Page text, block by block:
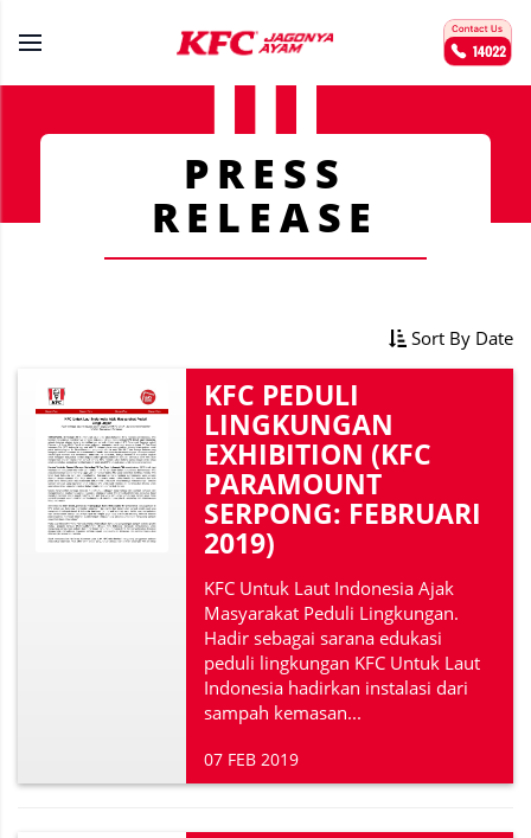
PRESS
RELEASE
Sort By Date
KFC PEDULI
LINGKUNGAN
EXHIBITION (KFC
PARAMOUNT
SERPONG: FEBRUARI
2019)
KFC Untuk Laut Indonesia Ajak
Masyarakat Peduli Lingkungan.
Hadir sebagai sarana edukasi
peduli lingkungan KFC Untuk Laut
Indonesia hadirkan instalasi dari
sampah kemasan...
07 FEB 2019